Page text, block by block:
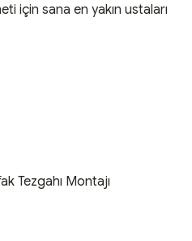
için sana en yakın ustaları
Tezgahı Montajı